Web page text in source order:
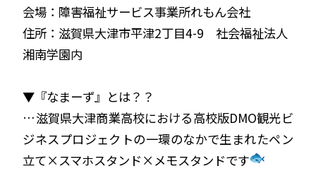
会場：障害福祉サービス事業所れもん会社
住所：滋賀県大津市平津2丁目4-9 社会福祉法人
湘南学園内
▼『なまーず』とは？？
…滋賀県大津商業高校における高校版DMO観光ビ
ジネスプロジェクトの一環のなかで生まれたペン
立て×スマホスタンド×メモスタンドです